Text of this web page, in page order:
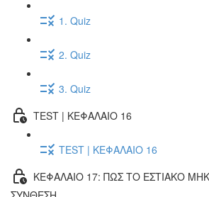
1. Quiz
2. Quiz
3. Quiz
TEST | ΚΕΦΑΛΑΙΟ 16
TEST | ΚΕΦΑΛΑΙΟ 16
ΚΕΦΑΛΑΙΟ 17: ΠΩΣ ΤΟ ΕΣΤΙΑΚΟ